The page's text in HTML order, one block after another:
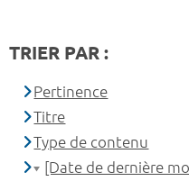
TRIER PAR :
Pertinence
Titre
Type de contenu
[Date de dernière